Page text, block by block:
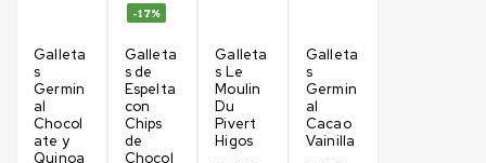
Galleta
s
Germin
al
Chocol
ate y
Quinoa
-17%
Galleta
s de
Espelta
con
Chips
de
Chocol
Galleta
s Le
Moulin
Du
Pivert
Higos
Galleta
s
Germin
al
Cacao
Vainilla